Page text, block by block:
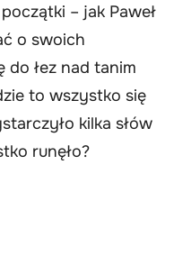
– jak Paweł
o swoich
do łez nad tanim
to wszystko się
kilka słów
runęło?